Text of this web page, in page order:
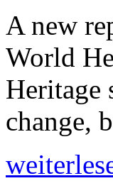
A new
World
Heritage
change,